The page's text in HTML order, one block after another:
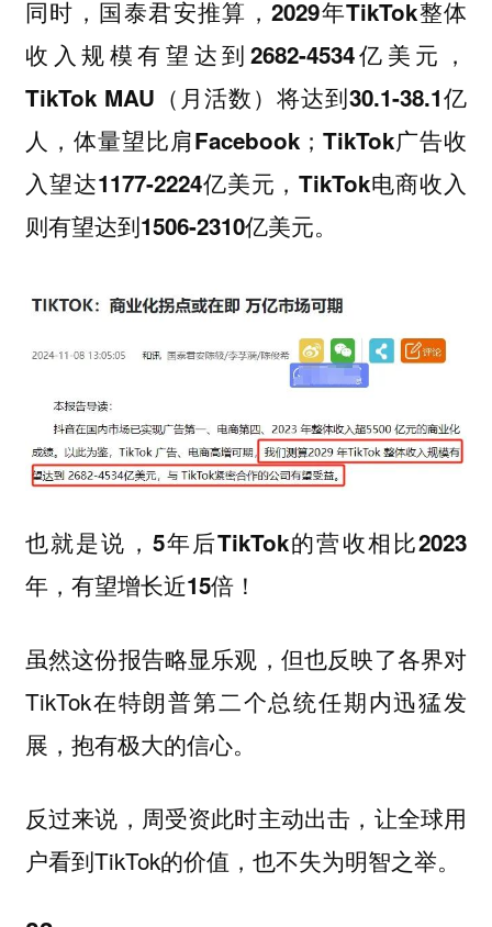
同时，国泰君安推算，2029年TikTok整体
收入规模有望达到2682-4534亿美元，
TikTok MAU （月活数）将达到30.1-38.1亿
人，体量望比肩Facebook；TikTok广告收
入望达1177-2224亿美元，TikTok电商收入
则有望达到1506-2310亿美元。
也就是说， 5年后TikTok的营收相比2023
年，有望增长近15倍！
虽然这份报告略显乐观，但也反映了各界对
TikTok在特朗普第二个总统任期内迅猛发
展，抱有极大的信心。
反过来说，周受资此时主动出击，让全球用
户看到TikTok的价值，也不失为明智之举。